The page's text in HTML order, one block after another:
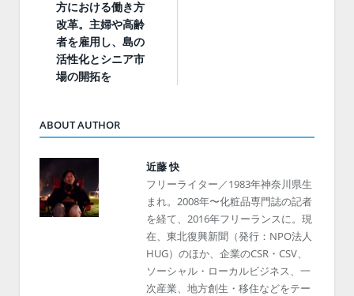
方における働き方
改革。主婦や高齢
者を雇用し、島の
活性化とシニア市
場の開拓を
ABOUT AUTHOR
近藤 快
フリーライター／1983年神奈川県生
まれ。2008年〜化粧品専門誌の記者
を経て、2016年フリーランスに。現
在、東北復興新聞（発行：NPO法人
HUG）のほか、企業のCSR・CSV、
ソーシャル・ローカルビジネス、一
次産業、地方創生・移住などをテー